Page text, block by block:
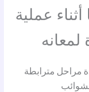
عملية
مراحل مترابطة